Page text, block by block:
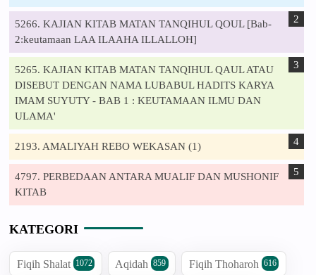
5266. KAJIAN KITAB MATAN TANQIHUL QOUL [Bab-
2:keutamaan LAA ILAAHA ILLALLOH]
5265. KAJIAN KITAB MATAN TANQIHUL QAUL ATAU
DISEBUT DENGAN NAMA LUBABUL HADITS KARYA
IMAM SUYUTY - BAB 1 : KEUTAMAAN ILMU DAN
ULAMA'
2193. AMALIYAH REBO WEKASAN (1)
4797. PERBEDAAN ANTARA MUALIF DAN MUSHONIF
KITAB
KATEGORI
Fiqih Shalat 1072 Aqidah 859 Fiqih Thoharoh 616